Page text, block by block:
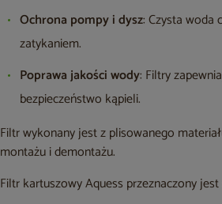
Ochrona pompy i dysz: Czysta woda
zatykaniem.
Poprawa jakości wody: Filtry
bezpieczeństwo kąpieli.
Filtr wykonany jest z plisowanego
montażu i demontażu.
Filtr kartuszowy Aquess przeznaczony